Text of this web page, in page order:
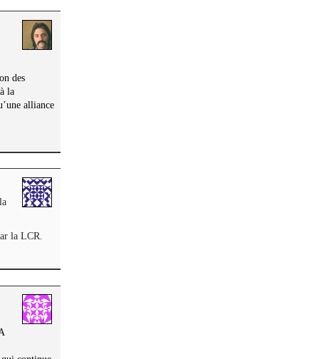
des
la
alliance
la LCR.